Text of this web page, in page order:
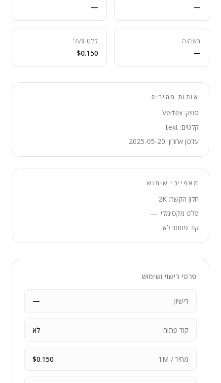
—
—
השהיה
—
קלט $/מ׳
$0.150
אותות מהירים
ספק: Vertex
קלטים: text
עדכון אחרון: 2025-05-20
מאפייני שימוש
חלון הקשר: 2K
פלט מקסימלי: —
קוד פתוח: לא
פרטי רישוי ושימוש
רישיון —
קוד פתוח לא
מחיר / 1M $0.150